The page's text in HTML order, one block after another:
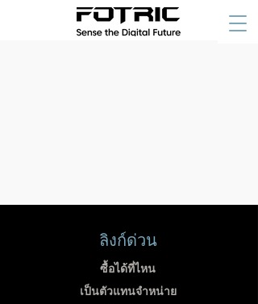
ลิงก์ด่วน
ซื้อได้ที่ไหน
เป็นตัวแทนจำหน่าย